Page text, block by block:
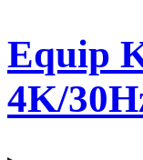
Equip
4K/